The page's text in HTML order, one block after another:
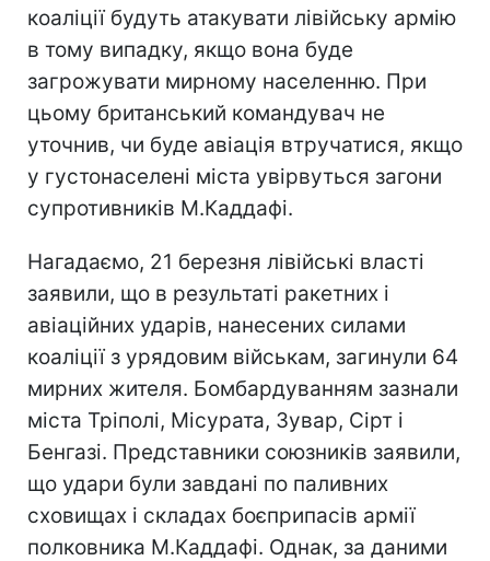
коаліції будуть атакувати лівійську армію
в тому випадку, якщо вона буде
загрожувати мирному населенню. При
цьому британський командувач не
уточнив, чи буде авіація втручатися, якщо
у густонаселені міста увірвуться загони
супротивників М.Каддафі.
Нагадаємо, 21 березня лівійські власті
заявили, що в результаті ракетних і
авіаційних ударів, нанесених силами
коаліції з урядовим військам, загинули 64
мирних жителя. Бомбардуванням зазнали
міста Тріполі, Місурата, Зувар, Сірт і
Бенгазі. Представники союзників заявили,
що удари були завдані по паливних
сховищах і складах боєприпасів армії
полковника М.Каддафі. Однак, за даними